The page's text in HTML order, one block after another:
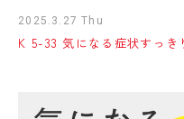
2025.3.27 Thu
K 5-33 気になる症状すっき